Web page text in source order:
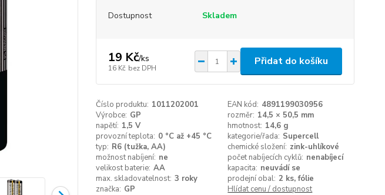
Dostupnost Skladem
19 Kč/ks
16 Kč bez DPH
Přidat do košíku
Číslo produktu: 1011202001 EAN kód: 4891199030956
Výrobce: GP rozměr: 14,5 × 50,5 mm
napětí: 1,5 V hmotnost: 14,6 g
provozní teplota: 0 °C až +45 °C kategorie/řada: Supercell
typ: R6 (tužka, AA) chemické složení: zink-uhlíkové
možnost nabíjení: ne počet nabíjecích cyklů: nenabíjecí
velikost baterie: AA kapacita: neuvádí se
max. skladovatelnost: 3 roky prodejní obal: 2 ks, fólie
značka: GP Hlídat cenu / dostupnost